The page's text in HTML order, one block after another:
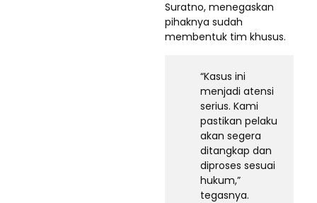
Suratno, menegaskan
pihaknya sudah
membentuk tim khusus.
“Kasus ini
menjadi atensi
serius. Kami
pastikan pelaku
akan segera
ditangkap dan
diproses sesuai
hukum,”
tegasnya.